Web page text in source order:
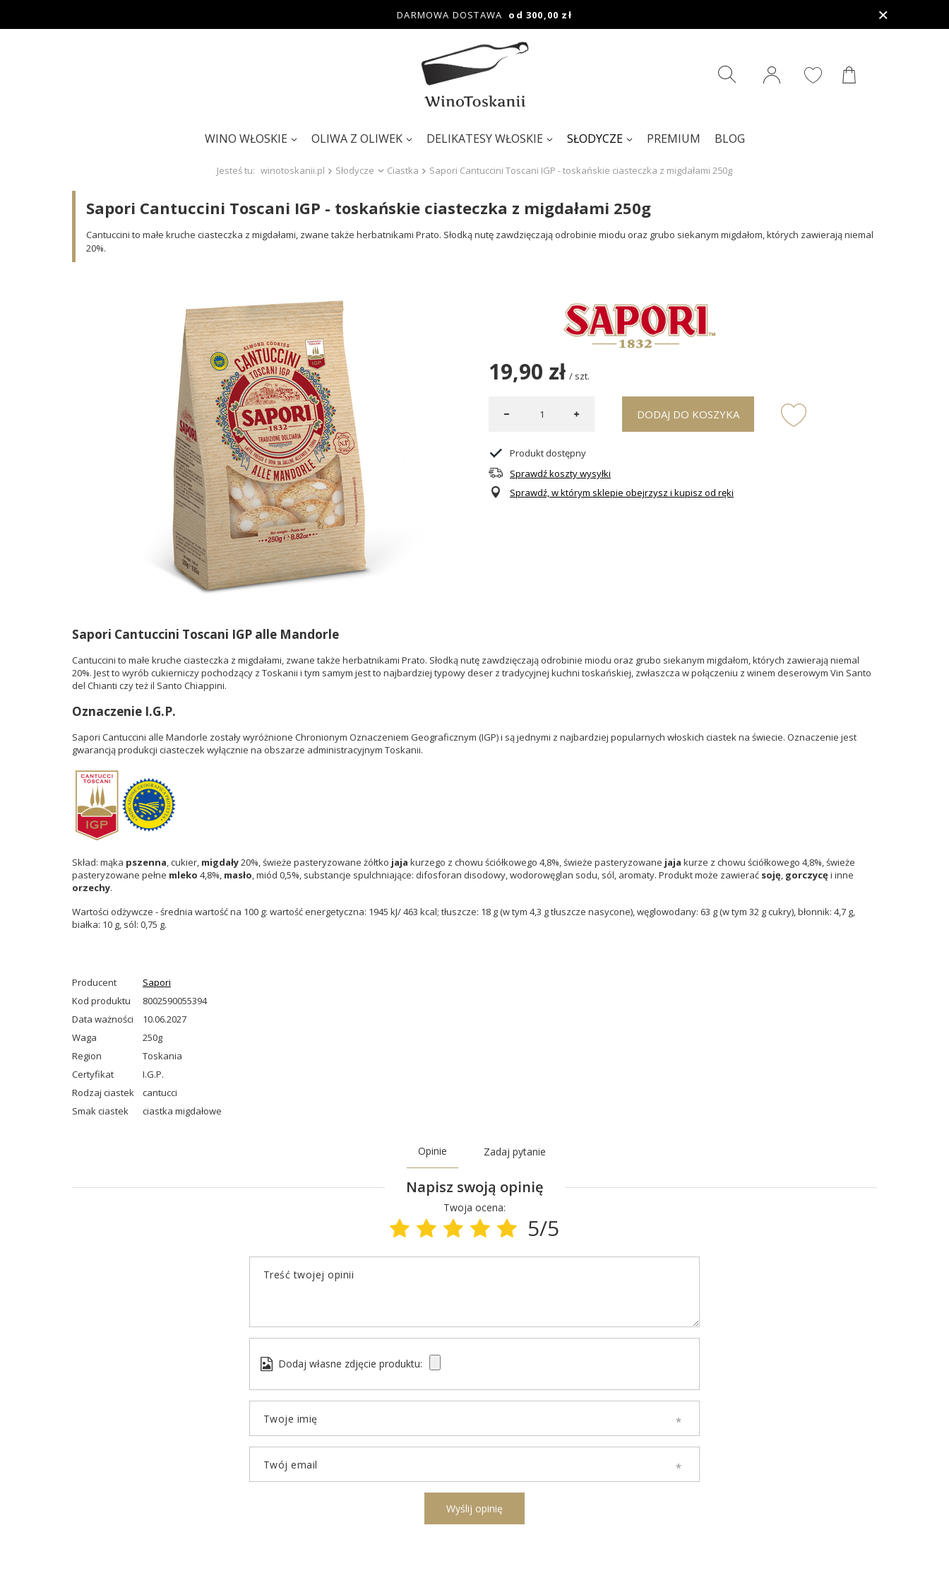
DARMOWA DOSTAWA od 300,00 zł
WINO WŁOSKIE OLIWA Z OLIWEK DELIKATESY WŁOSKIE SŁODYCZE PREMIUM BLOG
Jesteś tu: winotoskanii.pl Słodycze Ciastka Sapori Cantuccini Toscani IGP - toskańskie ciasteczka z migdałami 250g
Sapori Cantuccini Toscani IGP - toskańskie ciasteczka z migdałami 250g
Cantuccini to małe kruche ciasteczka z migdałami, zwane także herbatnikami Prato. Słodką nutę zawdzięczają odrobinie miodu oraz grubo siekanym migdałom, których zawierają niemal
20%.
19,90 zł / szt.
DODAJ DO KOSZYKA
Produkt dostępny
Sprawdź koszty wysyłki
Sprawdź, w którym sklepie obejrzysz i kupisz od ręki
Sapori Cantuccini Toscani IGP alle Mandorle
Cantuccini to małe kruche ciasteczka z migdałami, zwane także herbatnikami Prato. Słodką nutę zawdzięczają odrobinie miodu oraz grubo siekanym migdałom, których zawierają niemal
20%. Jest to wyrób cukierniczy pochodzący z Toskanii i tym samym jest to najbardziej typowy deser z tradycyjnej kuchni toskańskiej, zwłaszcza w połączeniu z winem deserowym Vin Santo
del Chianti czy też il Santo Chiappini.
Oznaczenie I.G.P.
Sapori Cantuccini alle Mandorle zostały wyróżnione Chronionym Oznaczeniem Geograficznym (IGP) i są jednymi z najbardziej popularnych włoskich ciastek na świecie. Oznaczenie jest
gwarancją produkcji ciasteczek wyłącznie na obszarze administracyjnym Toskanii.
Skład: mąka pszenna, cukier, migdały20%, świeże pasteryzowane żółtko jaja kurzego z chowu ściółkowego 4,8%, świeże pasteryzowane jaja kurze z chowu ściółkowego 4,8%, świeże
pasteryzowane pełne mleko 4,8%, masło, miód 0,5%, substancje spulchniające: difosforan disodowy, wodorowęglan sodu, sól, aromaty. Produkt może zawierać soję, gorczycęi inne
orzechy.
Wartości odżywcze - średnia wartość na 100 g: wartość energetyczna: 1945 kJ/ 463 kcal; tłuszcze: 18 g (w tym 4,3 g tłuszcze nasycone), węglowodany: 63 g (w tym 32 g cukry), błonnik: 4,7 g,
białka: 10 g, sól: 0,75 g.
Producent
Sapori
Kod produktu
8002590055394
Data ważności
10.06.2027
Waga
250g
Region
Toskania
Certyfikat
I.G.P.
Rodzaj ciastek
cantucci
Smak ciastek
ciastka migdałowe
Opinie Zadaj pytanie
Napisz swoją opinię
Twoja ocena:
5/5
Treść twojej opinii
Dodaj własne zdjęcie produktu:
Twoje imię
Twój email
Wyślij opinię